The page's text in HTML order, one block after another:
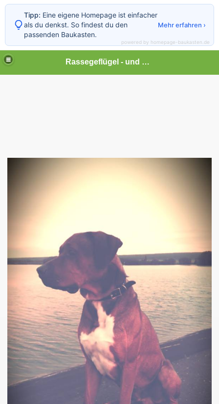
Rassegeflügel - und Kleintierhof Lonalu
Tipp: Eine eigene Homepage ist einfacher
als du denkst. So findest du den
passenden Baukasten.
Mehr erfahren ›
powered by homepage-baukasten.de